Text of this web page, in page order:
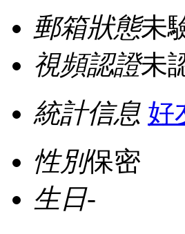
郵箱狀態未
視頻認證未
統計信息 好
性別保密
生日-